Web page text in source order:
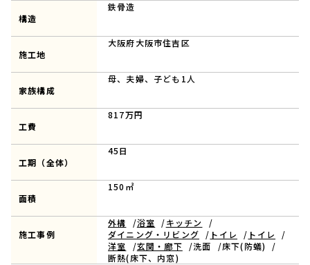
構造
鉄骨造
施工地
大阪府大阪市住吉区
家族構成
母、夫婦、子ども1人
工費
817万円
工期（全体）
45日
面積
150㎡
施工事例
外構 浴室
キッチン
ダイニング・リビング
トイレ
トイレ
洋室
玄関・廊下 洗面
床下(防蟻)
断熱(床下、内窓)